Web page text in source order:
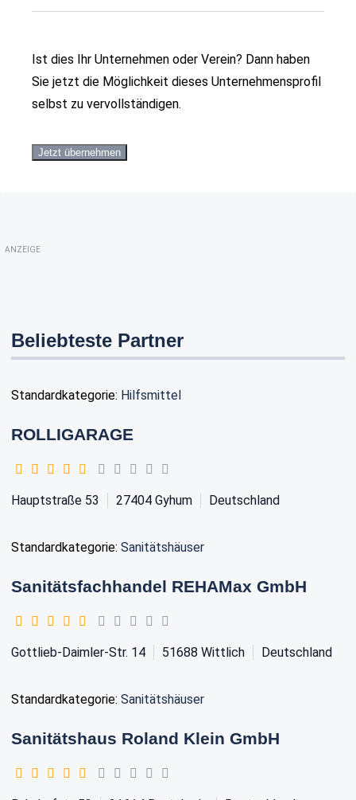
Ist dies Ihr Unternehmen oder Verein? Dann haben
Sie jetzt die Möglichkeit dieses Unternehmensprofil
selbst zu vervollständigen.
Jetzt übernehmen
ANZEIGE
Beliebteste Partner
Standardkategorie: Hilfsmittel
ROLLIGARAGE
Hauptstraße 53 27404 Gyhum Deutschland
Standardkategorie: Sanitätshäuser
Sanitätsfachhandel REHAMax GmbH
Gottlieb-Daimler-Str. 14 51688 Wittlich Deutschland
Standardkategorie: Sanitätshäuser
Sanitätshaus Roland Klein GmbH